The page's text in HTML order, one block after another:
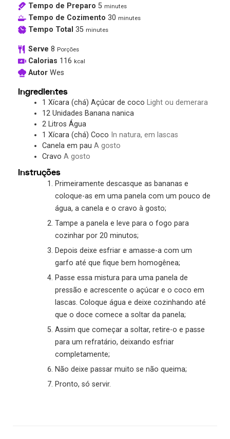
Tempo de Preparo 5 minutes
Tempo de Cozimento 30 minutes
Tempo Total 35 minutes
Serve 8 Porções
Calorias 116 kcal
Autor Wes
Ingredientes
1 Xícara (chá) Açúcar de coco Light ou demerara
12 Unidades Banana nanica
2 Litros Água
1 Xícara (chá) Coco In natura, em lascas
Canela em pau A gosto
Cravo A gosto
Instruções
Primeiramente descasque as bananas e
coloque-as em uma panela com um pouco de
água, a canela e o cravo à gosto;
Tampe a panela e leve para o fogo para
cozinhar por 20 minutos;
Depois deixe esfriar e amasse-a com um
garfo até que fique bem homogênea;
Passe essa mistura para uma panela de
pressão e acrescente o açúcar e o coco em
lascas. Coloque água e deixe cozinhando até
que o doce comece a soltar da panela;
Assim que começar a soltar, retire-o e passe
para um refratário, deixando esfriar
completamente;
Não deixe passar muito se não queima;
Pronto, só servir.